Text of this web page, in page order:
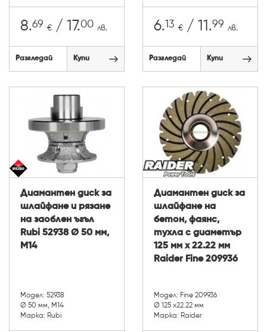
8.69 € / 17.00 лв.
Разгледай Купи
6.13 € / 11.99 лв.
Разгледай Купи
Диамантен диск за
шлайфане и рязане
на заоблен ъгъл
Rubi 52938 Ø 50 мм,
M14
Модел: 52938
Ø 50 мм, M14
Марка: Rubi
Диамантен диск за
шлайфане на
бетон, фаянс,
тухла с диаметър
125 мм х 22.22 мм
Raider Fine 209936
Модел: Fine 209936
Ø 125 х22.22 мм
Марка: Raider